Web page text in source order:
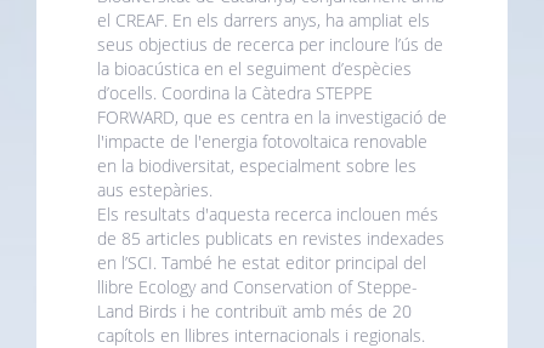
el CREAF. En els darrers anys, ha ampliat els
seus objectius de recerca per incloure l’ús de
la bioacústica en el seguiment d’espècies
d’ocells. Coordina la Càtedra STEPPE
FORWARD, que es centra en la investigació de
l'impacte de l'energia fotovoltaica renovable
en la biodiversitat, especialment sobre les
aus estepàries.
Els resultats d'aquesta recerca inclouen més
de 85 articles publicats en revistes indexades
en l’SCI. També he estat editor principal del
llibre Ecology and Conservation of Steppe-
Land Birds i he contribuït amb més de 20
capítols en llibres internacionals i regionals.